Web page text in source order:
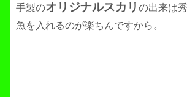
手製のオリジナルスカリ の出来は
魚を入れるのが楽ちんですから。